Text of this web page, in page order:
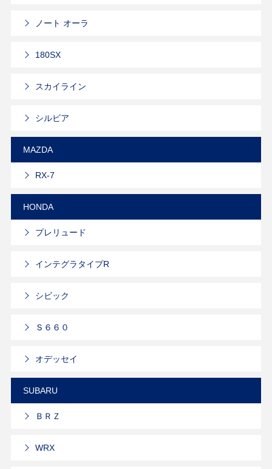
ノート オーラ
180SX
スカイライン
シルビア
MAZDA
RX-7
HONDA
プレリュード
インテグラタイプR
シビック
Ｓ６６０
オデッセイ
SUBARU
ＢＲＺ
WRX